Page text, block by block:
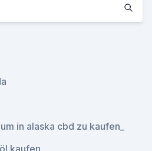
in alaska cbd zu kaufen_
kaufen